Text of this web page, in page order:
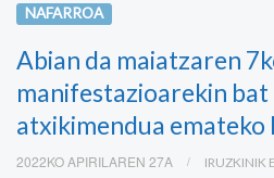
NAFARROA
Abian da maiatzaren
manifestazioarekin bat
atxikimendua emateko
2022KO APIRILAREN 27A IRUZKINIK